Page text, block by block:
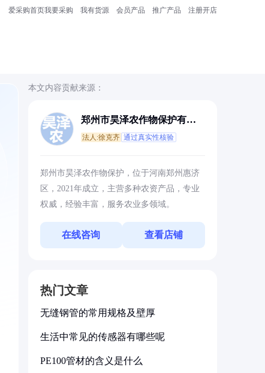
爱采购首页我要采购 我有货源 会员产品 推广产品 注册开店
本文内容贡献来源：
郑州市昊泽农作物保护有限
法人:徐克齐 通过真实性核验
郑州市昊泽农作物保护，位于河南郑州惠济
区，2021年成立，主营多种农资产品，专业
权威，经验丰富，服务农业多领域。
在线咨询 查看店铺
热门文章
无缝钢管的常用规格及壁厚
生活中常见的传感器有哪些呢
PE100管材的含义是什么